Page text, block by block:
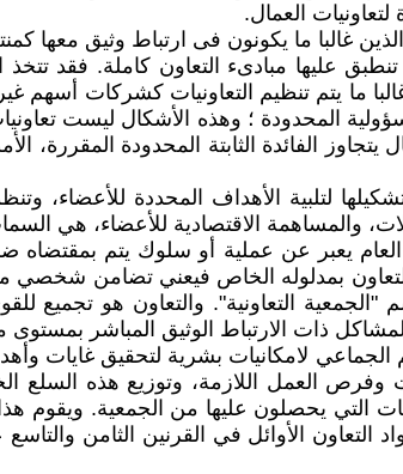
العمال.
غالبا ما يكونون فى ارتباط وثيق معها
عليها مبادىء التعاون كاملة. فقد
ما يتم تنظيم التعاونيات كشركات أسهم
المحدودة ؛ وهذه الأشكال ليست
الفائدة الثابتة المحدودة المقررة،
لتلبية الأهداف المحددة للأعضاء،
والمساهمة الاقتصادية للأعضاء، هي
العام يعبر عن عملية أو سلوك يتم
بمدلوله الخاص فيعني تضامن شخصي
التعاونية". والتعاون هو تجميع
ذات الارتباط الوثيق المباشر
لامكانيات بشرية لتحقيق غايات
العمل اللازمة، وتوزيع هذه السلع
يحصلون عليها من الجمعية. ويقوم
الأوائل في القرنين الثامن والتاسع